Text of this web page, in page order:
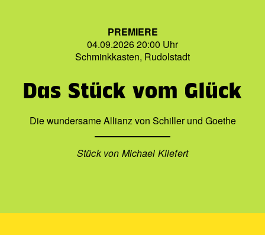
PREMIERE
04.09.2026 20:00 Uhr
Schminkkasten, Rudolstadt
Das Stück vom Glück
Die wundersame Allianz von Schiller und Goethe
Stück von Michael Kliefert